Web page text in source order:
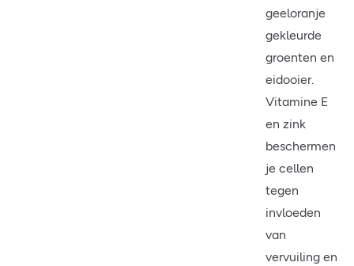
geeloranje
gekleurde
groenten en
eidooier.
Vitamine E
en zink
beschermen
je cellen
tegen
invloeden
van
vervuiling en